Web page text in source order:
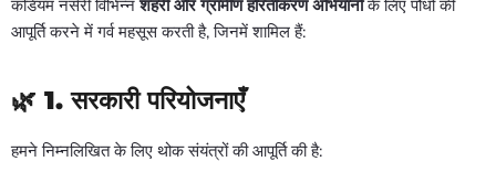
कडियम नर्सरी विभिन्नशहरी और ग्रामीण हरितीकरण अभियानोंके लिए पौधों की
आपूर्ति करने में गर्व महसूस करती है, जिनमें शामिल हैं:
🌿 1. सरकारी परियोजनाएँ
हमने निम्नलिखित के लिए थोक संयंत्रों की आपूर्ति की है: